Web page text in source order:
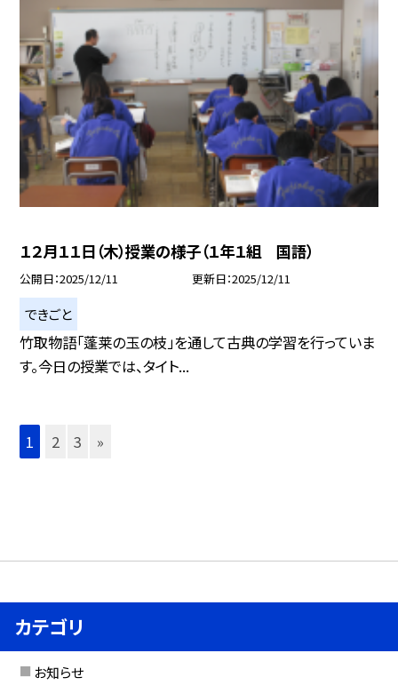
１２月１１日（木）授業の様子（１年１組 国語）
公開日 2025/12/11 更新日 2025/12/11
できごと
竹取物語「蓬莱の玉の枝」を通して古典の学習を行っていま
す。今日の授業では、タイト...
1 2 3 »
カテゴリ
お知らせ